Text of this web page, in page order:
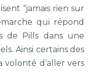
“jamais rien sur
qui répond
de Pills dans une
Ainsi certains des
volonté d’aller vers